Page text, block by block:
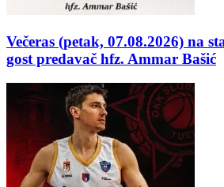
Večeras (petak, 07.08.2026) na
gost predavač hfz. Ammar Bašić